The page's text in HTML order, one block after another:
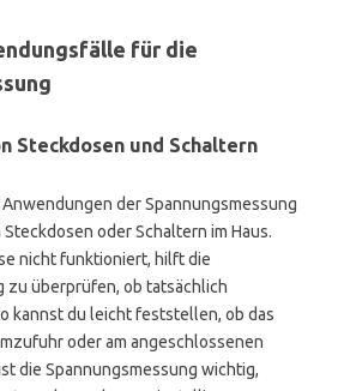
für die
Steckdosen und Schaltern
der Spannungsmessung
oder Schaltern im Haus.
nicht funktioniert, hilft die
zu überprüfen, ob tatsächlich
kannst du leicht feststellen, ob das
oder am angeschlossenen
die Spannungsmessung wichtig,